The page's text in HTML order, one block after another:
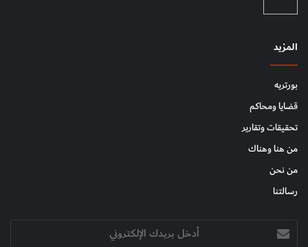
المزيد
بورتريه
قضايا ومحاكم
تحقيقات وتقارير
من هنا وهناك
من نحن
رسالتنا
أدخل
بريدك